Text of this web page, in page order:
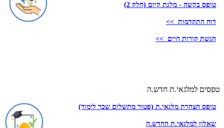
טופס בקשה - מלגת קיום (חלק 2)
דוח התקדמות >>
הגשת קורות חיים >>
טפסים למלגאי.ת חדש.ה
טופס הצהרת מלגאי.ת (פטור מתשלום שכר לימוד)
שאלון למלגאי.ת החדש.ה